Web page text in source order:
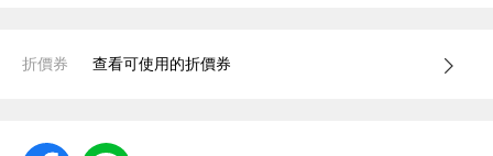
折價券 查看可使用的折價券